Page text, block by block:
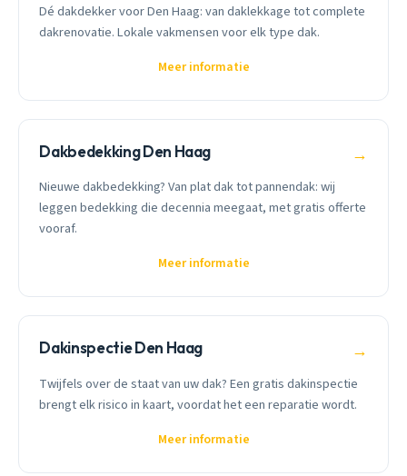
Dé dakdekker voor Den Haag: van daklekkage tot complete
dakrenovatie. Lokale vakmensen voor elk type dak.
Meer informatie
Dakbedekking Den Haag →
Nieuwe dakbedekking? Van plat dak tot pannendak: wij
leggen bedekking die decennia meegaat, met gratis offerte
vooraf.
Meer informatie
Dakinspectie Den Haag →
Twijfels over de staat van uw dak? Een gratis dakinspectie
brengt elk risico in kaart, voordat het een reparatie wordt.
Meer informatie